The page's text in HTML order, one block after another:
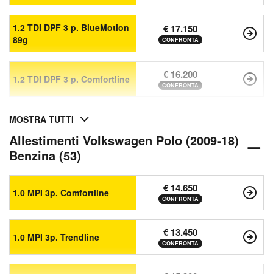
1.2 TDI DPF 3 p. BlueMotion
89g
€ 17.150
CONFRONTA
1.2 TDI DPF 3 p. Comfortline € 16.200
CONFRONTA
MOSTRA TUTTI
Allestimenti Volkswagen Polo (2009-18)
Benzina (53)
1.0 MPI 3p. Comfortline € 14.650
CONFRONTA
1.0 MPI 3p. Trendline € 13.450
CONFRONTA